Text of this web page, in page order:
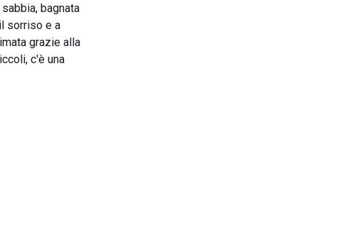
bagnata
sorriso e a
grazie alla
c'è una